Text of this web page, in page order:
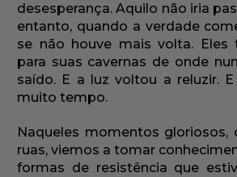
desesperança. Aquilo não iria
entanto, quando a verdade
se não houve mais volta. Eles
para suas cavernas de onde
saído. E a luz voltou a reluzir.
muito tempo.
Naqueles momentos gloriosos,
ruas, viemos a tomar
formas de resistência que